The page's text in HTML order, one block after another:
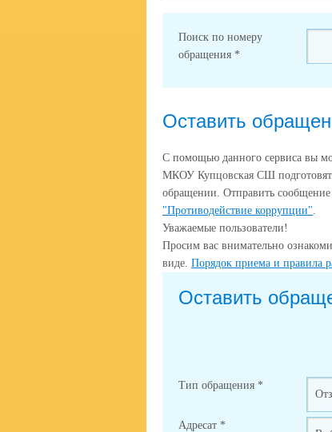
Поиск по номеру
обращения *
Оставить
С помощью данного сервиса вы
МКОУ Купцовская СШ подготовят
обращении. Отправить
"Противодействие коррупции".
Уважаемые пользователи!
Просим вас внимательно
виде. Порядок приема и правила
Оставить
Тип обращения *
Адресат *